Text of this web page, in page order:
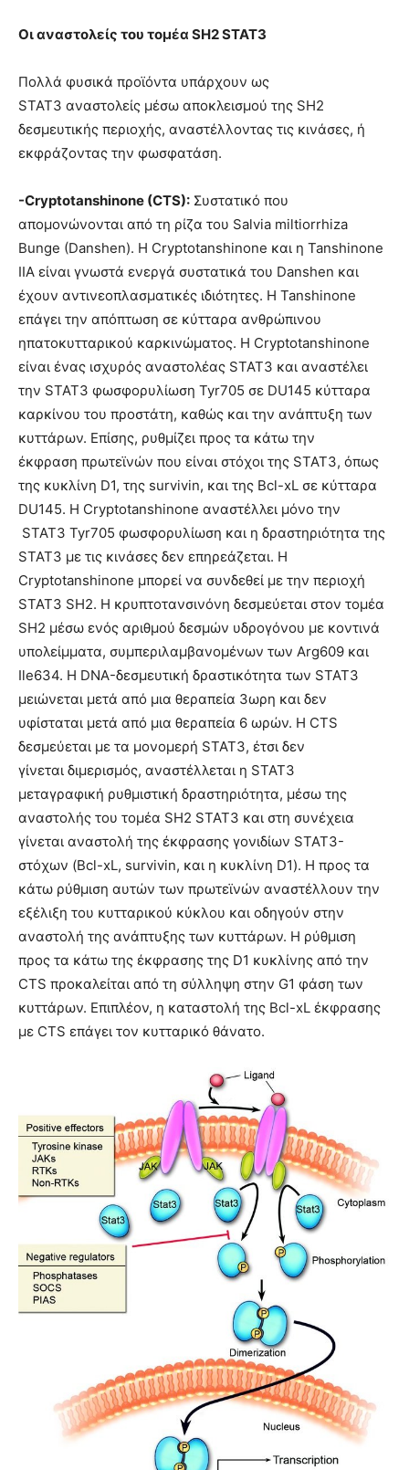
Οι αναστολείς του τομέα SH2 STAT3
Πολλά φυσικά προϊόντα υπάρχουν ως
STAT3 αναστολείς μέσω αποκλεισμού της SH2
δεσμευτικής περιοχής, αναστέλλοντας τις κινάσες, ή
εκφράζοντας την φωσφατάση.
-Cryptotanshinone (CTS): Συστατικό που
απομονώνονται από τη ρίζα του Salvia miltiorrhiza
Bunge (Danshen). Η Cryptotanshinone και η Tanshinone
ΙΙΑ είναι γνωστά ενεργά συστατικά του Danshen και
έχουν αντινεοπλασματικές ιδιότητες. Η Tanshinone
επάγει την απόπτωση σε κύτταρα ανθρώπινου
ηπατοκυτταρικού καρκινώματος. Η Cryptotanshinone
είναι ένας ισχυρός αναστολέας STAT3 και αναστέλει
την STAT3 φωσφορυλίωση Tyr705 σε DU145 κύτταρα
καρκίνου του προστάτη, καθώς και την ανάπτυξη των
κυττάρων. Επίσης, ρυθμίζει προς τα κάτω την
έκφραση πρωτεϊνών που είναι στόχοι της STAT3, όπως
της κυκλίνη D1, της survivin, και της Bcl-xL σε κύτταρα
DU145. Η Cryptotanshinone αναστέλλει μόνο την
STAT3 Tyr705 φωσφορυλίωση και η δραστηριότητα της
STAT3 με τις κινάσες δεν επηρεάζεται. Η
Cryptotanshinone μπορεί να συνδεθεί με την περιοχή
STAT3 SH2. Η κρυπτοτανσινόνη δεσμεύεται στον τομέα
SH2 μέσω ενός αριθμού δεσμών υδρογόνου με κοντινά
υπολείμματα, συμπεριλαμβανομένων των Arg609 και
Ile634. Η DNA-δεσμευτική δραστικότητα των STAT3
μειώνεται μετά από μια θεραπεία 3ωρη και δεν
υφίσταται μετά από μια θεραπεία 6 ωρών. Η CTS
δεσμεύεται με τα μονομερή STAT3, έτσι δεν
γίνεται διμερισμός, αναστέλλεται η STAT3
μεταγραφική ρυθμιστική δραστηριότητα, μέσω της
αναστολής του τομέα SH2 STAT3 και στη συνέχεια
γίνεται αναστολή της έκφρασης γονιδίων STAT3-
στόχων (Bcl-xL, survivin, και η κυκλίνη D1). Η προς τα
κάτω ρύθμιση αυτών των πρωτεϊνών αναστέλλουν την
εξέλιξη του κυτταρικού κύκλου και οδηγούν στην
αναστολή της ανάπτυξης των κυττάρων. Η ρύθμιση
προς τα κάτω της έκφρασης της D1 κυκλίνης από την
CTS προκαλείται από τη σύλληψη στην G1 φάση των
κυττάρων. Επιπλέον, η καταστολή της Bcl-xL έκφρασης
με CTS επάγει τον κυτταρικό θάνατο.